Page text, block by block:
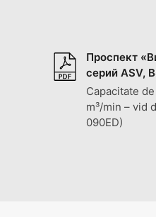
Проспект
серий ASV,
Capacitate
m³/min – vid
090ED)